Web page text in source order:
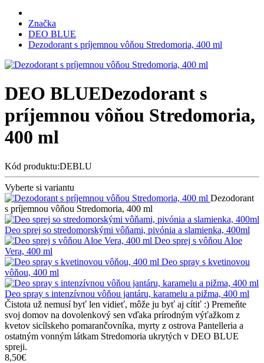
Značka
DEO BLUE
Dezodorant s príjemnou vôňou Stredomoria, 400 ml
DEO BLUEDezodorant s
príjemnou vôňou Stredomoria,
400 ml
Kód produktu:DEBLU
Vyberte si variantu
Dezodorant
s príjemnou vôňou Stredomoria, 400 ml
Deo sprej so stredomorskými vôňami, pivónia a slamienka, 400ml
Deo sprej s vôňou Aloe
Vera, 400 ml
Deo spray s kvetinovou
vôňou, 400 ml
Deo spray s intenzívnou vôňou jantáru, karamelu a pižma, 400 ml
Čistota už nemusí byť len vidieť, môže ju byť aj cítiť :) Premeňte
svoj domov na dovolenkový sen vďaka prírodným výťažkom z
kvetov sicílskeho pomarančovníka, myrty z ostrova Pantelleria a
ostatným vonným látkam Stredomoria ukrytých v DEO BLUE
spreji.
8,50€